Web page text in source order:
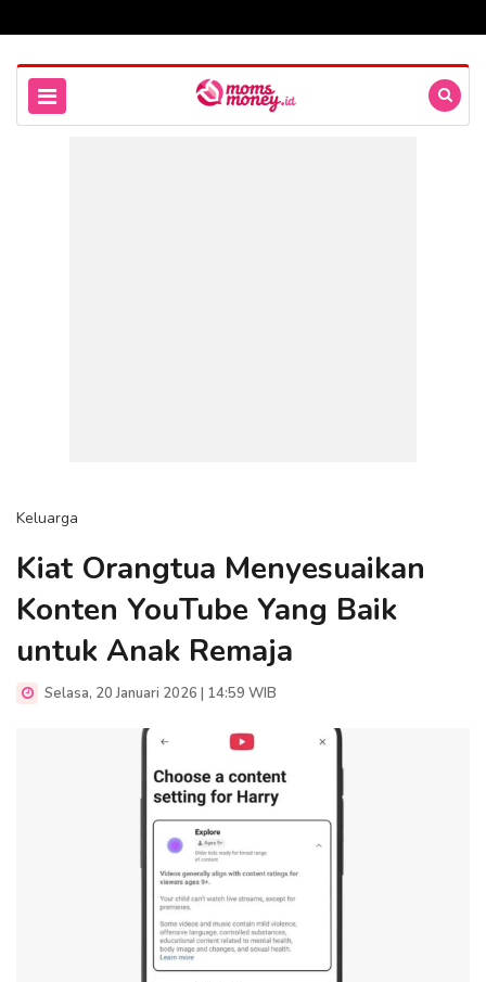
Keluarga
Kiat Orangtua Menyesuaikan
Konten YouTube Yang Baik
untuk Anak Remaja
Selasa, 20 Januari 2026 | 14:59 WIB